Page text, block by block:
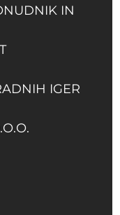
IN
IGER